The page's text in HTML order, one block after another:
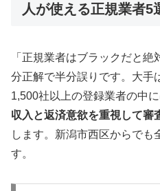
人が使える正規業者5
「正規業者はブラックだと
分正解で半分誤りです。大手
1,500社以上の登録業者の中に
収入と返済意欲を重視して審
します。新潟市西区からでも
す。